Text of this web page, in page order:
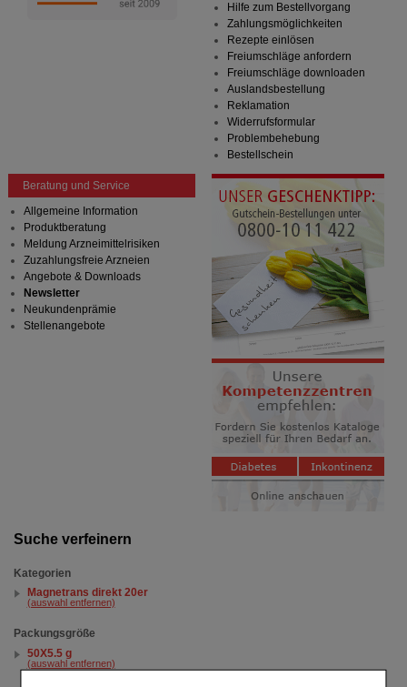
Suche verfeinern
Kategorien
Magnetrans direkt 20er
(auswahl entfernen)
Packungsgröße
50X5.5 g
(auswahl entfernen)
Hilfe zum Bestellvorgang
Zahlungsmöglichkeiten
Rezepte einlösen
Freiumschläge anfordern
Freiumschläge downloaden
Auslandsbestellung
Reklamation
Widerrufsformular
Problembehebung
Bestellschein
Beratung und Service
Allgemeine Information
Produktberatung
Meldung Arzneimittelrisiken
Zuzahlungsfreie Arzneien
Angebote & Downloads
Newsletter
Neukundenprämie
Stellenangebote